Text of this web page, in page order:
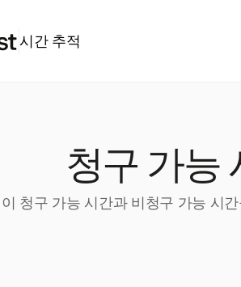
시간 추적
청구 가능
청구 가능 시간과 비청구 가능 시